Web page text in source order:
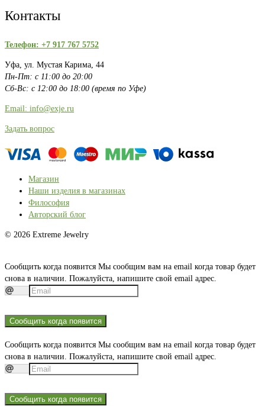
Контакты
Телефон: +7 917 767 5752
Уфа, ул. Мустая Карима, 44
Пн-Пт: с 11:00 до 20:00
Сб-Вс: с 12:00 до 18:00 (время по Уфе)
Email: info@exje.ru
Задать вопрос
Магазин
Наши изделия в магазинах
Философия
Авторский блог
© 2026 Extreme Jewelry
Сообщить когда появится Мы сообщим вам на email когда товар будет
снова в наличии. Пожалуйста, напишите свой email адрес.
Сообщить когда появится
Сообщить когда появится Мы сообщим вам на email когда товар будет
снова в наличии. Пожалуйста, напишите свой email адрес.
Сообщить когда появится